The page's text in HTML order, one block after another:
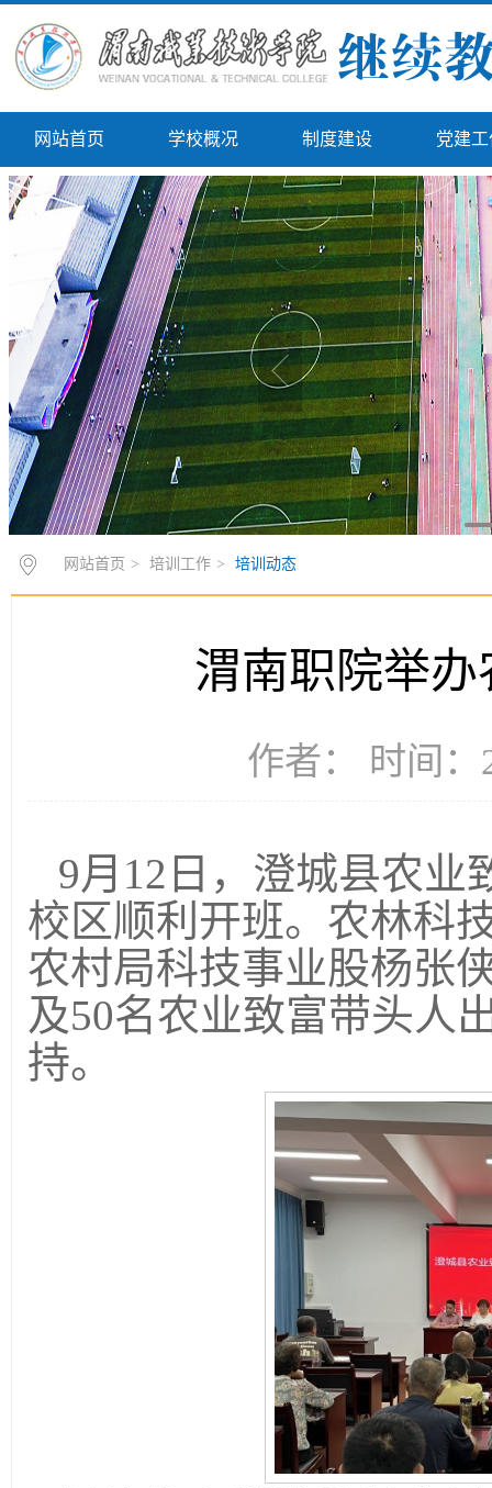
网站首页 学校概况 制度建设 党建
网站首页 > 培训工作 > 培训动态
渭南职院举
作者： 时间：
9月12日，澄城县农业
校区顺利开班。农林科
农村局科技事业股杨张
及50名农业致富带头人
持。